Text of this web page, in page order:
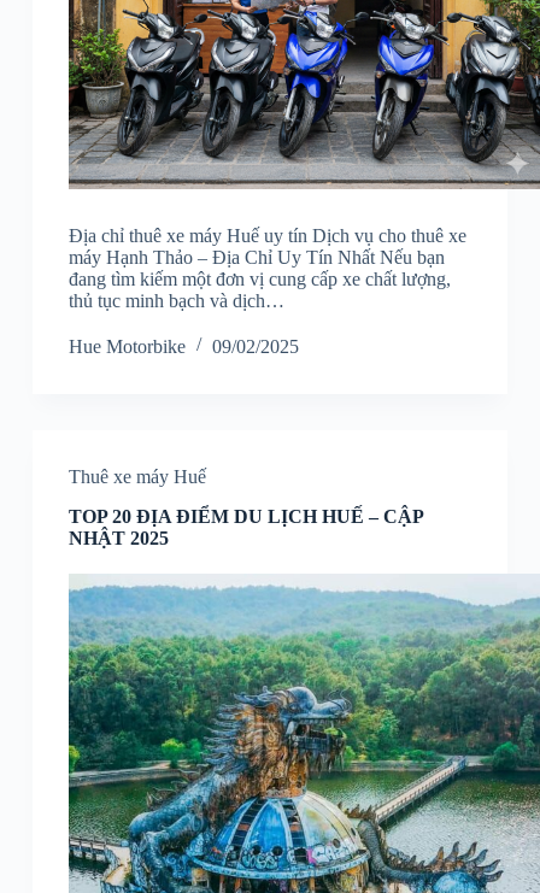
Địa chỉ thuê xe máy Huế uy tín Dịch vụ cho thuê xe
máy Hạnh Thảo – Địa Chỉ Uy Tín Nhất Nếu bạn
đang tìm kiếm một đơn vị cung cấp xe chất lượng,
thủ tục minh bạch và dịch…
Hue Motorbike 09/02/2025
Thuê xe máy Huế
TOP 20 ĐỊA ĐIỂM DU LỊCH HUẾ – CẬP
NHẬT 2025